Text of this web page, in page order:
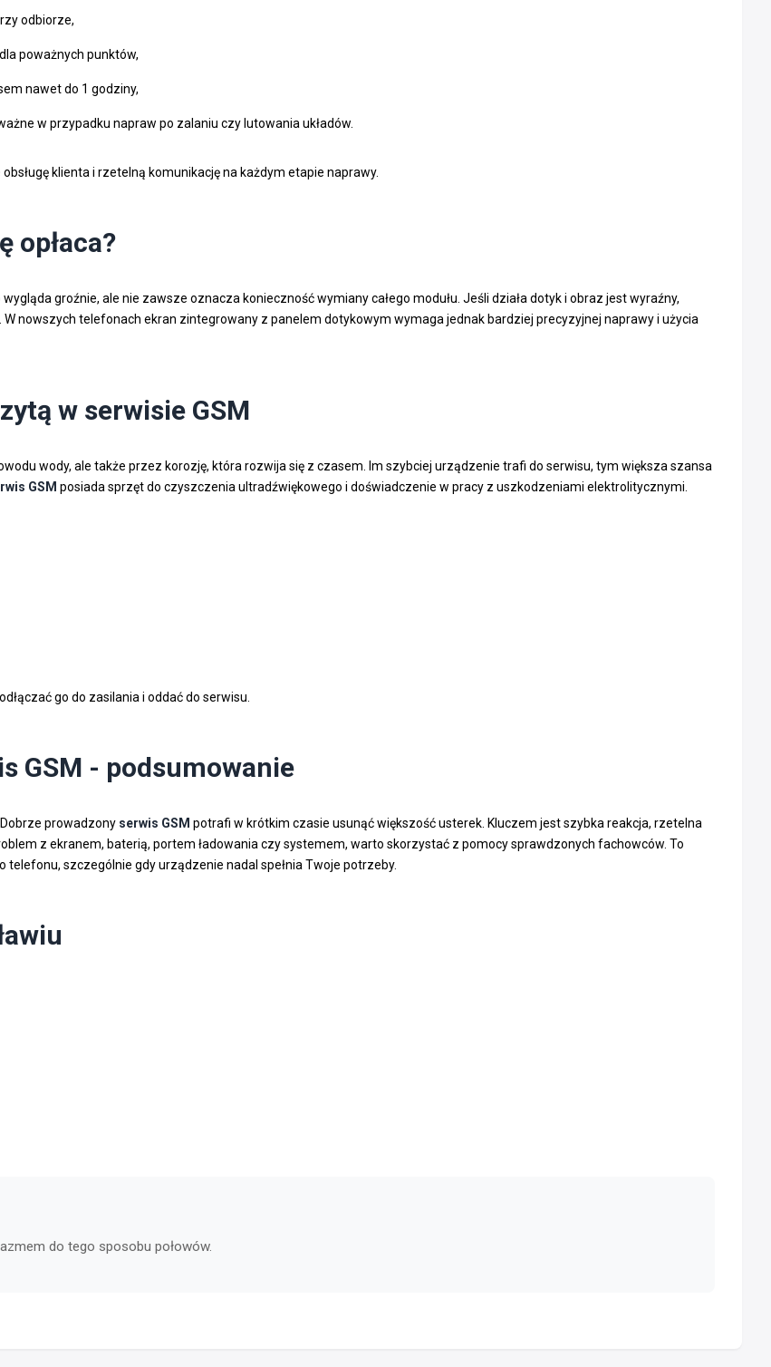
odbiorze,
poważnych punktów,
nawet do 1 godziny,
w przypadku napraw po zalaniu czy lutowania układów.
klienta i rzetelną komunikację na każdym etapie naprawy.
opłaca?
groźnie, ale nie zawsze oznacza konieczność wymiany całego modułu. Jeśli działa dotyk i obraz jest wyraźny,
nowszych telefonach ekran zintegrowany z panelem dotykowym wymaga jednak bardziej precyzyjnej naprawy i użycia
w serwisie GSM
wody, ale także przez korozję, która rozwija się z czasem. Im szybciej urządzenie trafi do serwisu, tym większa szansa
GSM posiada sprzęt do czyszczenia ultradźwiękowego i doświadczenie w pracy z uszkodzeniami elektrolitycznymi.
go do zasilania i oddać do serwisu.
GSM - podsumowanie
prowadzony serwis GSM potrafi w krótkim czasie usunąć większość usterek. Kluczem jest szybka reakcja, rzetelna
z ekranem, baterią, portem ładowania czy systemem, warto skorzystać z pomocy sprawdzonych fachowców. To
szczególnie gdy urządzenie nadal spełnia Twoje potrzeby.
do tego sposobu połowów.